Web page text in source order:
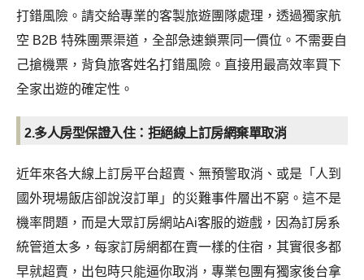
打錯風險。請交給專業的客製旅遊團隊處理，透過獨家航
空 B2B 特殊團票渠道，全部急速鎖票同一價位。不需要自
己搶機票，背負旅客姓名打錯風險。直接用最高效率買下
全家出遊的確定性。
2.多人房型保證入住：拒絕線上訂房網棄單取消
近年來各大線上訂房平台超賣、無預警取消、或是「人到
國外現場飯店卻說沒訂單」的災難事件層出不窮。這不是
機率問題，而是大眾訂房網站Ai客服的遊戲，因為訂房系
統管道太多，每家訂房網都在賣一樣的住宿，其實很多都
早就超賣，出包時只能逼你取消，專業包團有獨家後台拿